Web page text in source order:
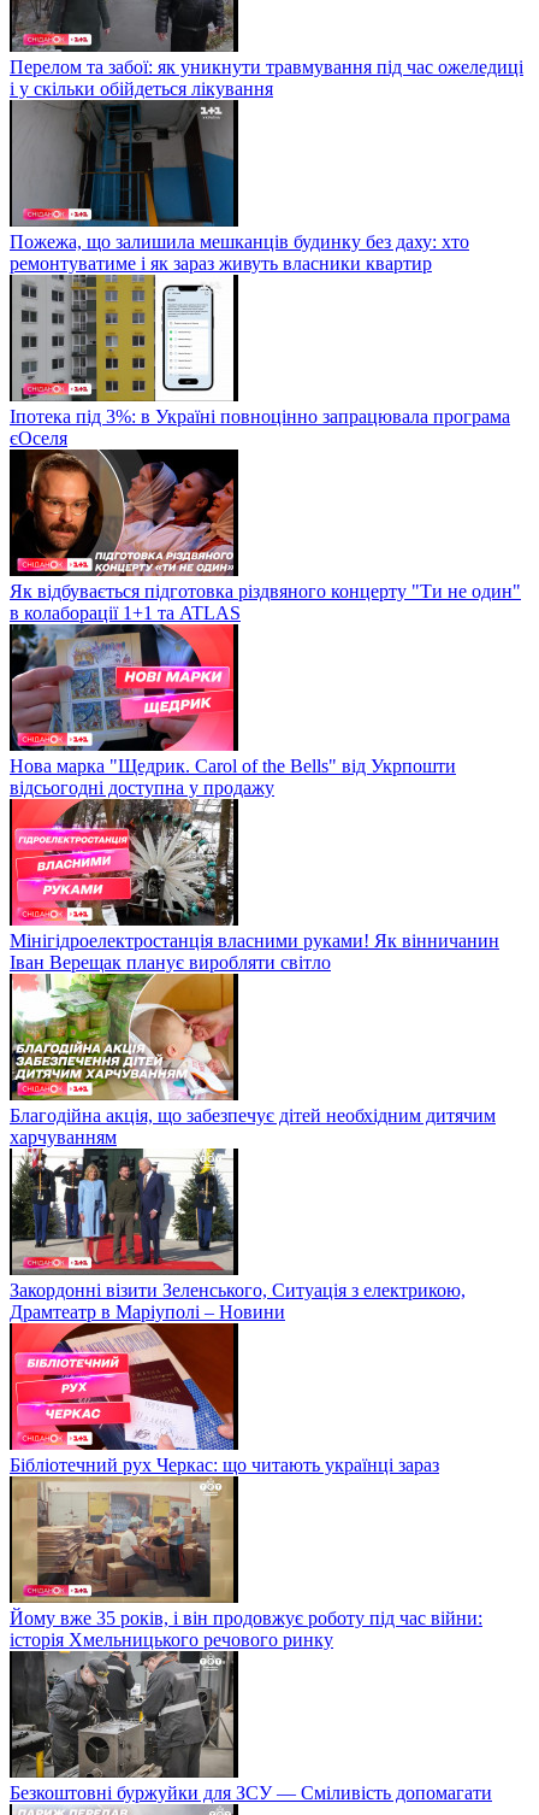
Перелом та забої: як уникнути травмування під час ожеледиці
і у скільки обійдеться лікування
Пожежа, що залишила мешканців будинку без даху: хто
ремонтуватиме і як зараз живуть власники квартир
Іпотека під 3%: в Україні повноцінно запрацювала програма
єОселя
Як відбувається підготовка різдвяного концерту "Ти не один"
в колаборації 1+1 та ATLAS
Нова марка "Щедрик. Carol of the Bells" від Укрпошти
відсьогодні доступна у продажу
Мінігідроелектростанція власними руками! Як вінничанин
Іван Верещак планує виробляти світло
Благодійна акція, що забезпечує дітей необхідним дитячим
харчуванням
Закордонні візити Зеленського, Ситуація з електрикою,
Драмтеатр в Маріуполі – Новини
Бібліотечний рух Черкас: що читають українці зараз
Йому вже 35 років, і він продовжує роботу під час війни:
історія Хмельницького речового ринку
Безкоштовні буржуйки для ЗСУ — Сміливість допомагати